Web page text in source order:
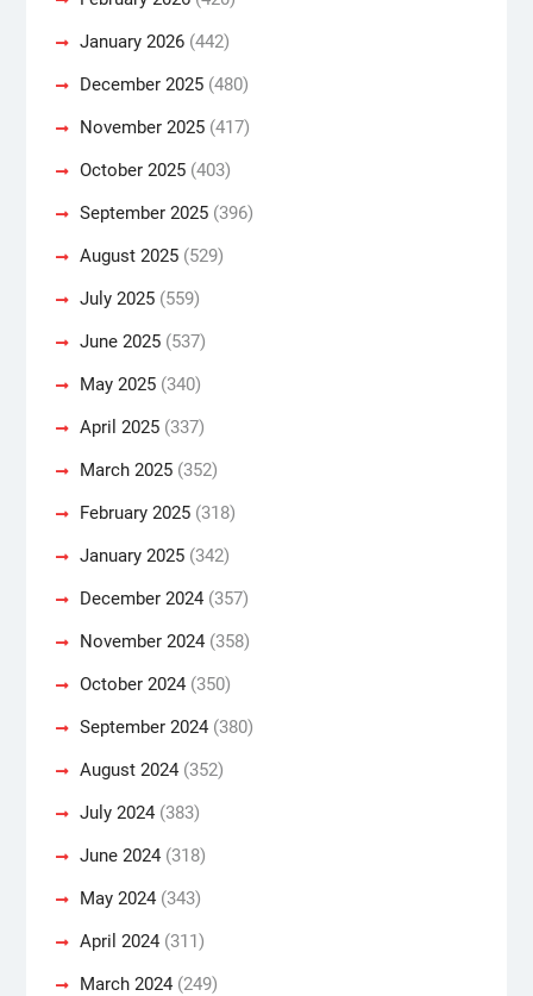
January 2026(442)
December 2025(480)
November 2025(417)
October 2025(403)
September 2025(396)
August 2025(529)
July 2025(559)
June 2025(537)
May 2025(340)
April 2025(337)
March 2025(352)
February 2025(318)
January 2025(342)
December 2024(357)
November 2024(358)
October 2024(350)
September 2024(380)
August 2024(352)
July 2024(383)
June 2024(318)
May 2024(343)
April 2024(311)
March 2024(249)